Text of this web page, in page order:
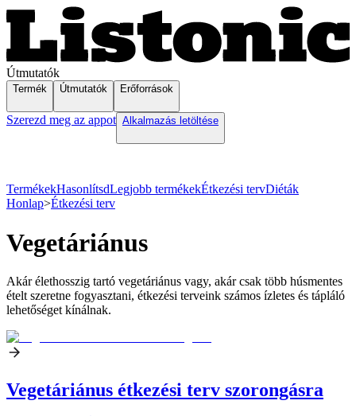
Útmutatók
Termék Útmutatók Erőforrások
Szerezd meg az appot Alkalmazás letöltése
TermékekHasonlítsdLegjobb termékekÉtkezési tervDiéták
Honlap>Étkezési terv
Vegetáriánus
Akár élethosszig tartó vegetáriánus vagy, akár csak több húsmentes
ételt szeretne fogyasztani, étkezési terveink számos ízletes és tápláló
lehetőséget kínálnak.
Vegetáriánus étkezési terv szorongásra